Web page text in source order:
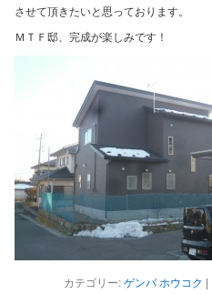
させて頂きたいと思っております。
ＭＴＦ邸、完成が楽しみです！
カテゴリー: ゲンバ ホウコク